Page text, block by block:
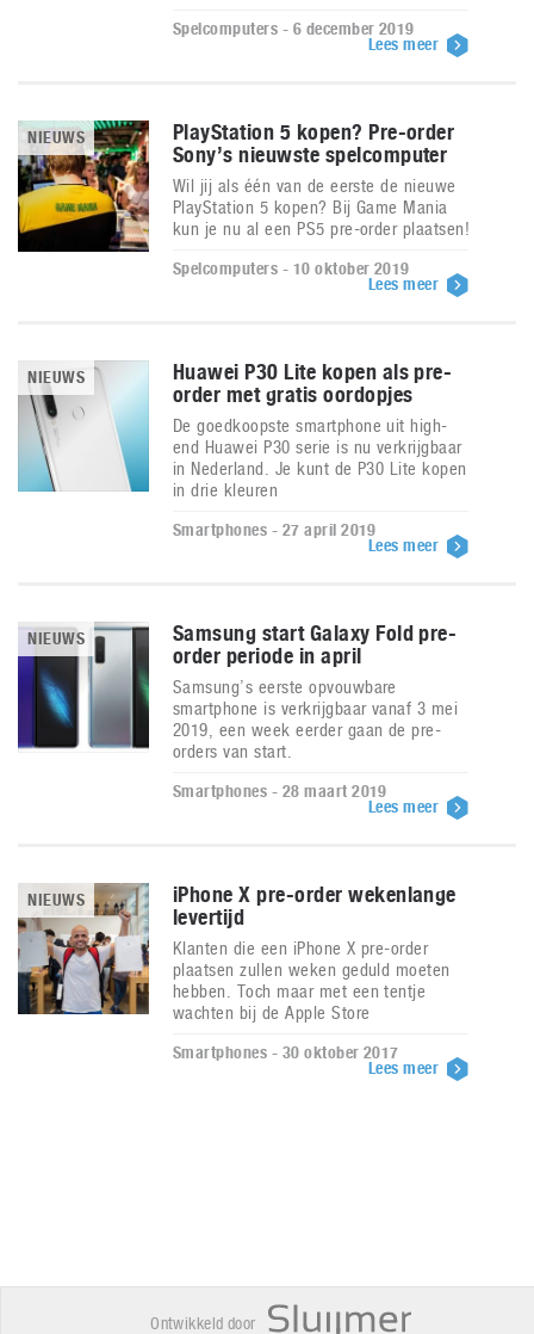
Spelcomputers - 6 december 2019
Lees meer
NIEUWS
PlayStation 5 kopen? Pre-order
Sony’s nieuwste spelcomputer
Wil jij als één van de eerste de nieuwe
PlayStation 5 kopen? Bij Game Mania
kun je nu al een PS5 pre-order plaatsen!
Spelcomputers - 10 oktober 2019
Lees meer
NIEUWS
Huawei P30 Lite kopen als pre-
order met gratis oordopjes
De goedkoopste smartphone uit high-
end Huawei P30 serie is nu verkrijgbaar
in Nederland. Je kunt de P30 Lite kopen
in drie kleuren
Smartphones - 27 april 2019
Lees meer
NIEUWS
Samsung start Galaxy Fold pre-
order periode in april
Samsung’s eerste opvouwbare
smartphone is verkrijgbaar vanaf 3 mei
2019, een week eerder gaan de pre-
orders van start.
Smartphones - 28 maart 2019
Lees meer
NIEUWS
iPhone X pre-order wekenlange
levertijd
Klanten die een iPhone X pre-order
plaatsen zullen weken geduld moeten
hebben. Toch maar met een tentje
wachten bij de Apple Store
Smartphones - 30 oktober 2017
Lees meer
Ontwikkeld door